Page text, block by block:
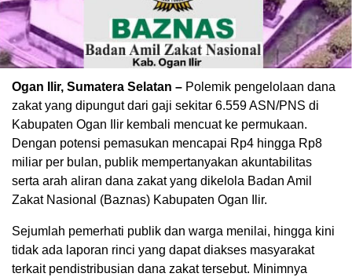
Ogan Ilir, Sumatera Selatan – Polemik pengelolaan dana
zakat yang dipungut dari gaji sekitar 6.559 ASN/PNS di
Kabupaten Ogan Ilir kembali mencuat ke permukaan.
Dengan potensi pemasukan mencapai Rp4 hingga Rp8
miliar per bulan, publik mempertanyakan akuntabilitas
serta arah aliran dana zakat yang dikelola Badan Amil
Zakat Nasional (Baznas) Kabupaten Ogan Ilir.
Sejumlah pemerhati publik dan warga menilai, hingga kini
tidak ada laporan rinci yang dapat diakses masyarakat
terkait pendistribusian dana zakat tersebut. Minimnya